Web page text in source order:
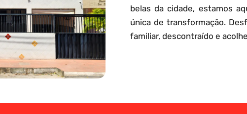
belas da cidade, estamos
única de transformação.
familiar, descontraído e